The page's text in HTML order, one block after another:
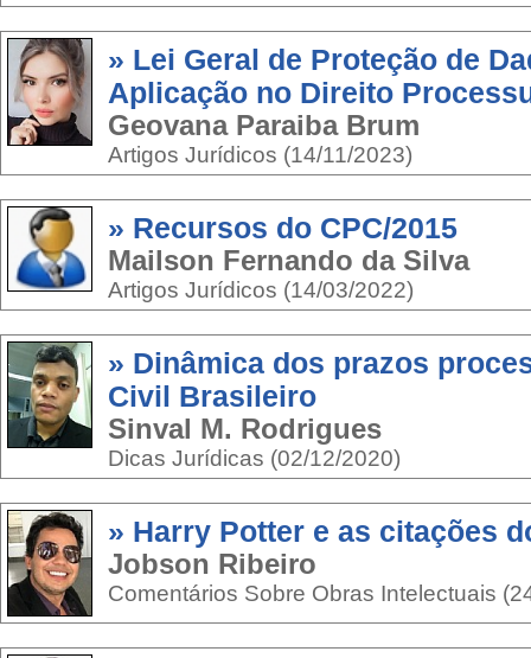
» Lei Geral de Proteção de
Aplicação no Direito
Geovana Paraiba Brum
Artigos Jurídicos (14/11/2023)
» Recursos do CPC/2015
Mailson Fernando da Silva
Artigos Jurídicos (14/03/2022)
» Dinâmica dos prazos
Civil Brasileiro
Sinval M. Rodrigues
Dicas Jurídicas (02/12/2020)
» Harry Potter e as citações
Jobson Ribeiro
Comentários Sobre Obras Intelectuais